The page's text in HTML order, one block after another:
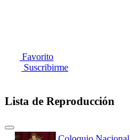
Favorito
Suscribirme
Lista de Reproducción